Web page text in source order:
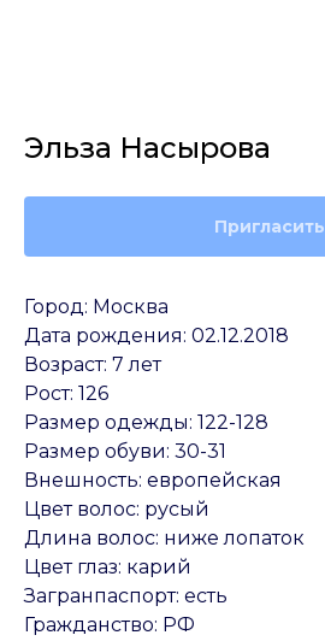
Эльза Насырова
Пригласить
Город: Москва
Дата рождения: 02.12.2018
Возраст: 7 лет
Рост: 126
Размер одежды: 122-128
Размер обуви: 30-31
Внешность: европейская
Цвет волос: русый
Длина волос: ниже лопаток
Цвет глаз: карий
Загранпаспорт: есть
Гражданство: РФ